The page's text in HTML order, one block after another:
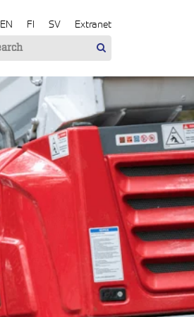
EN FI SV Extranet